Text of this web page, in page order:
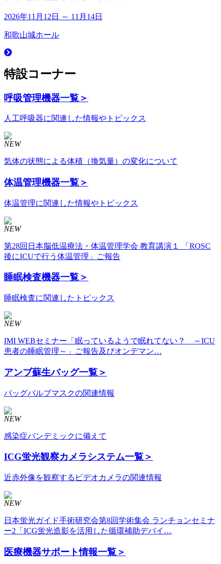
2026年11月12日 ～ 11月14日
和歌山城ホール
特設コーナー
呼吸管理機器一覧＞
人工呼吸器に関連した情報やトピックス
NEW
気体の状態による体積（換気量）の変化について
体温管理機器一覧＞
体温管理に関連した情報やトピックス
NEW
第28回日本脳低温療法・体温管理学会 教育講演１ 「ROSC
後にICUで行う体温管理」ご報告
睡眠検査機器一覧＞
睡眠検査に関連したトピックス
NEW
IMI WEBセミナー「眠っているようで眠れてない？ ～ICU
患者の睡眠管理～」ご報告及びオンデマン…
アンブ蘇生バッグ一覧＞
バッグバルブマスクの関連情報
NEW
感染症パンデミックに備えて
ICG蛍光観察カメラシステム一覧＞
近赤外像を観察するビデオカメラの関連情報
NEW
日本蛍光ガイド手術研究会第8回学術集会 ランチョンセミナ
ー2「ICG蛍光造影を活用した循環補助デバイ…
医療機器サポート情報一覧＞